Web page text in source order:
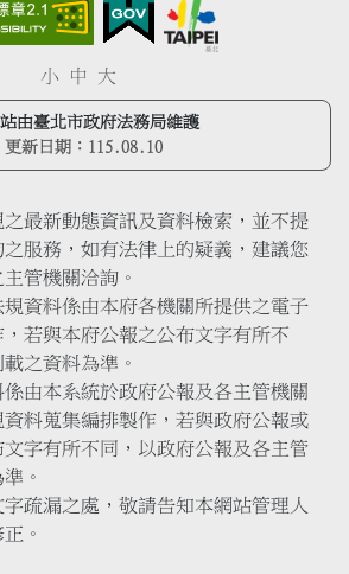
小 中 大
由臺北市政府法務局維護
更新日期： 115.08.10
最新動態資訊及資料檢索，並不提
服務，如有法律上的疑義，建議您
管機關洽詢。
資料係由本府各機關所提供之電子
若與本府公報之公布文字有所不
之資料為準。
由本系統於政府公報及各主管機關
料蒐集編排製作，若與政府公報或
字有所不同，以政府公報及各主管
。
疏漏之處，敬請告知本網站管理人
。